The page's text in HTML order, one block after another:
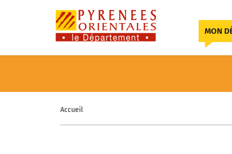
MON
Accueil